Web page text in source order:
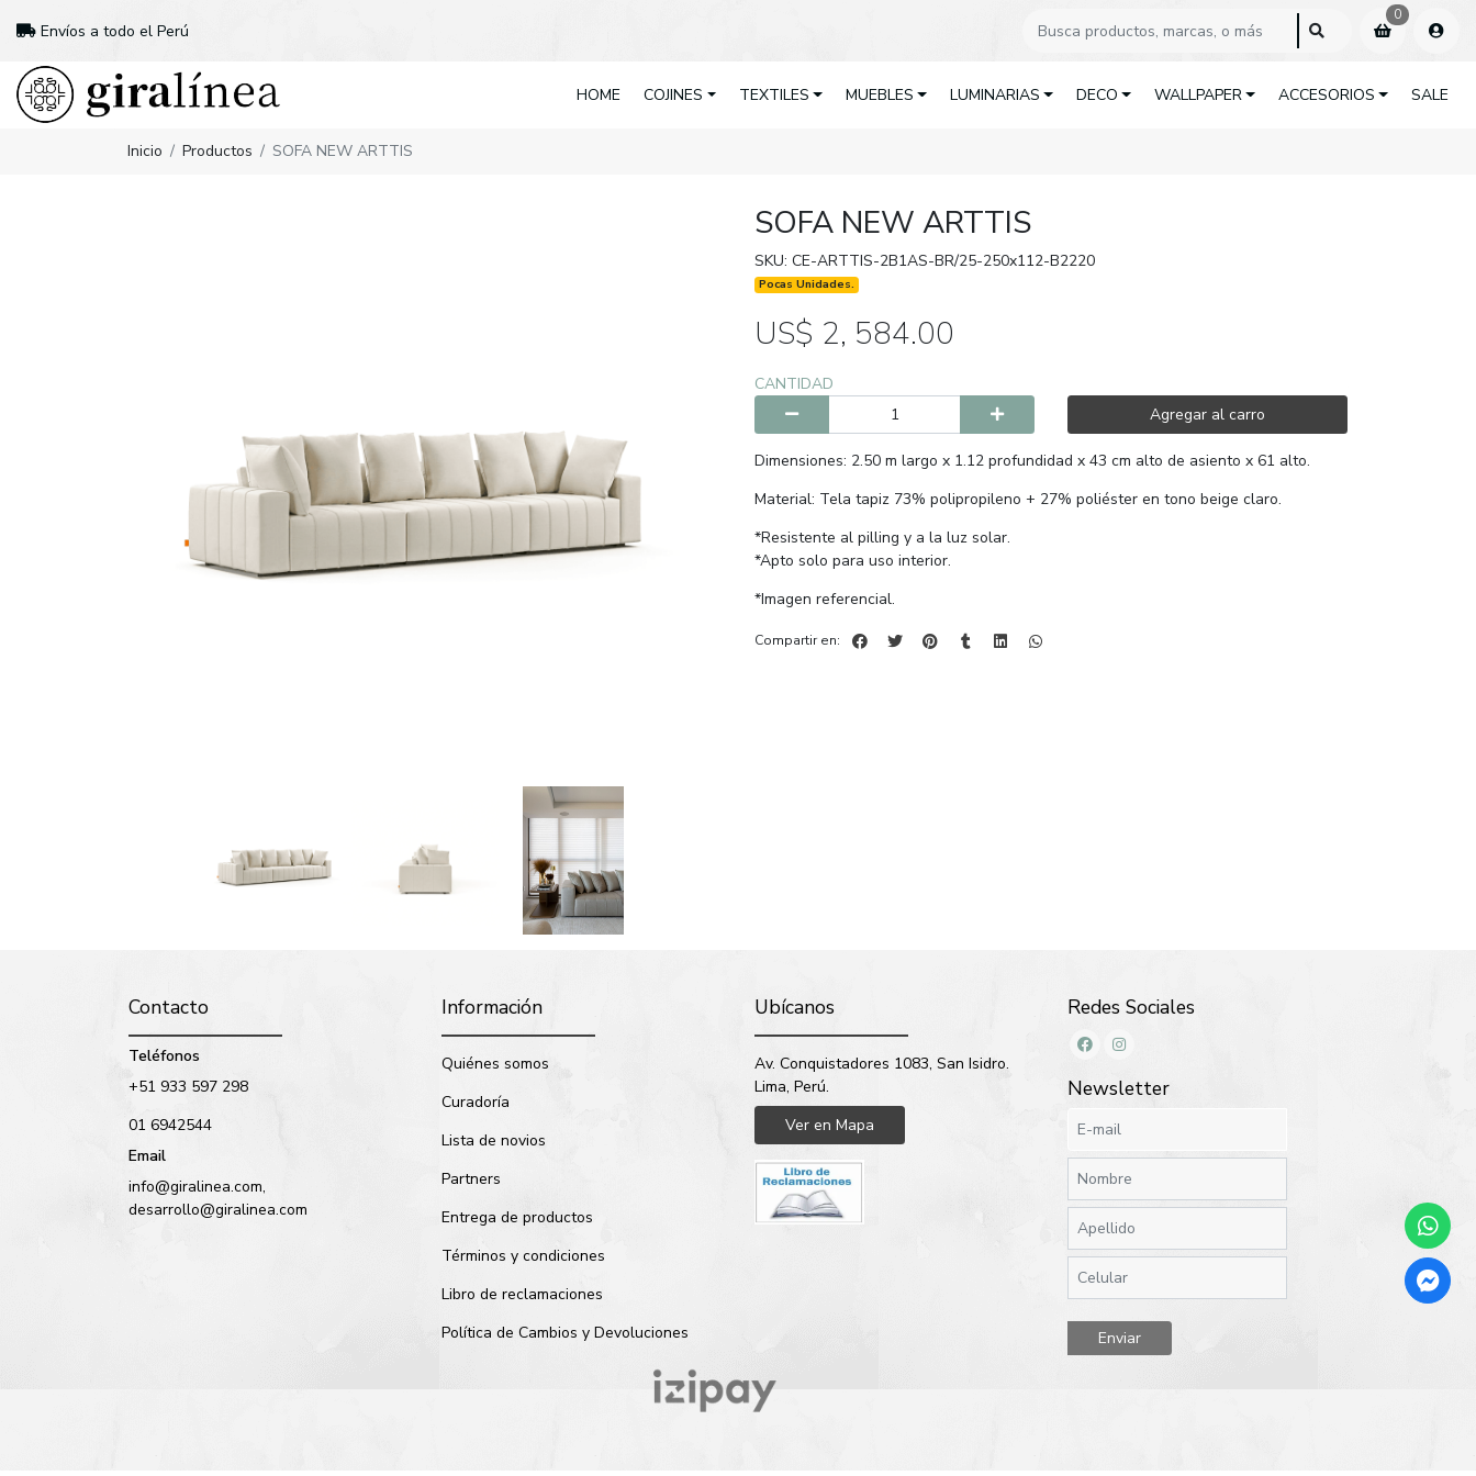
Envíos a todo el Perú
0
HOME COJINES TEXTILES MUEBLES LUMINARIAS DECO WALLPAPER ACCESORIOS SALE
Inicio Productos SOFA NEW ARTTIS
SOFA NEW ARTTIS
SKU: CE-ARTTIS-2B1AS-BR/25-250x112-B2220
Pocas Unidades.
US$ 2, 584.00
CANTIDAD
Agregar al carro
Dimensiones: 2.50 m largo x 1.12 profundidad x 43 cm alto de asiento x 61 alto.
Material: Tela tapiz 73% polipropileno + 27% poliéster en tono beige claro.
*Resistente al pilling y a la luz solar.
*Apto solo para uso interior.
*Imagen referencial.
Compartir en:
Contacto
Teléfonos
+51 933 597 298
01 6942544
Email
info@giralinea.com,
desarrollo@giralinea.com
Información
Quiénes somos
Curadoría
Lista de novios
Partners
Entrega de productos
Términos y condiciones
Libro de reclamaciones
Política de Cambios y Devoluciones
Ubícanos
Av. Conquistadores 1083, San Isidro.
Lima, Perú.
Ver en Mapa
Redes Sociales
Newsletter
Enviar